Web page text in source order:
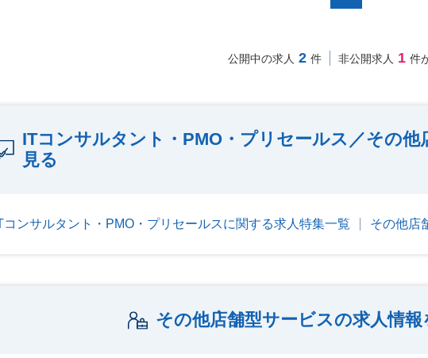
公開中の求人 2 件 非公開求人 1 件
ITコンサルタント・PMO・プリセールス／その他
見る
コンサルタント・PMO・プリセールスに関する求人特集一覧 その他店
その他店舗型サービスの求人情